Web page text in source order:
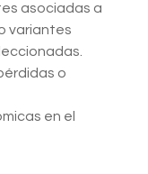
asociadas a
variantes
o
en el